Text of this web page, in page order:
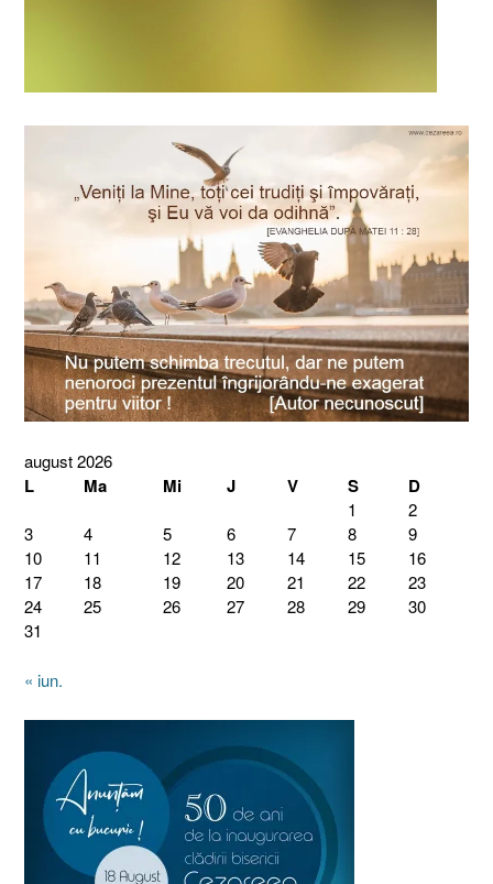
august 2026
L Ma Mi J V S D
1
2
3
4 5 6 7 8
9
10
11 12 13 14 15
16
17
18 19 20 21 22
23
24
25 26 27 28 29
30
31
« iun.